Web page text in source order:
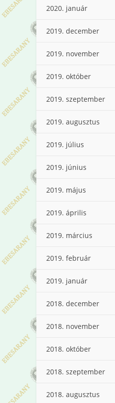
2020. január
2019. december
2019. november
2019. október
2019. szeptember
2019. augusztus
2019. július
2019. június
2019. május
2019. április
2019. március
2019. február
2019. január
2018. december
2018. november
2018. október
2018. szeptember
2018. augusztus